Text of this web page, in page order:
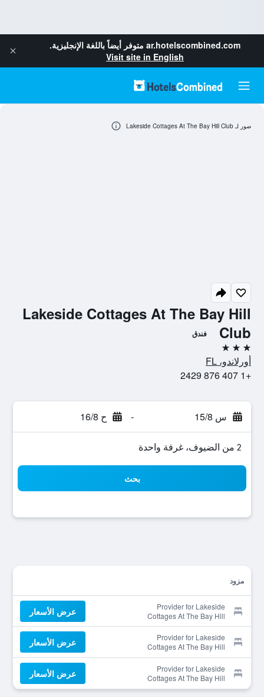
ar.hotelscombined.com متوفر أيضاً باللغة الإنجليزية.
Visit site in English
Lakeside Cottages At The Bay Hill
Club
فندق
3 نجوم
أورلاندو، FL
+1 407 876 2429
س 15/8 - ح 16/8
2 من الضيوف، غرفة واحدة
بحث
مزود
Provider for Lakeside
Cottages At The Bay Hill
Club
عرض الأسعار
Provider for Lakeside
Cottages At The Bay Hill
Club
عرض الأسعار
Provider for Lakeside
Cottages At The Bay Hill
Club
عرض الأسعار
صور لـ Lakeside Cottages At The Bay Hill Club